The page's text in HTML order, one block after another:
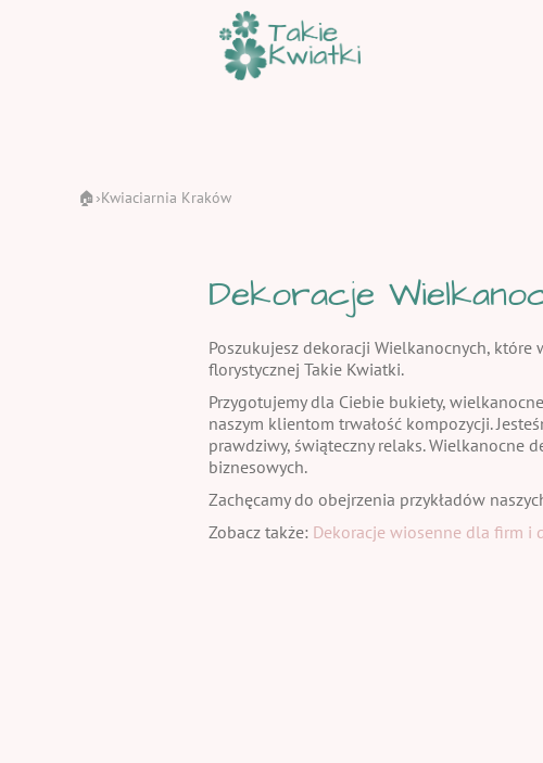
🏠 ›Kwiaciarnia Kraków
Dekoracje
Poszukujesz dekoracji Wielkanocnych,
florystycznej Takie Kwiatki.
Przygotujemy dla Ciebie bukiety,
naszym klientom trwałość kompozycji.
prawdziwy, świąteczny relaks. Wielkanocne
biznesowych.
Zachęcamy do obejrzenia przykładów
Zobacz także: Dekoracje wiosenne dla firm i